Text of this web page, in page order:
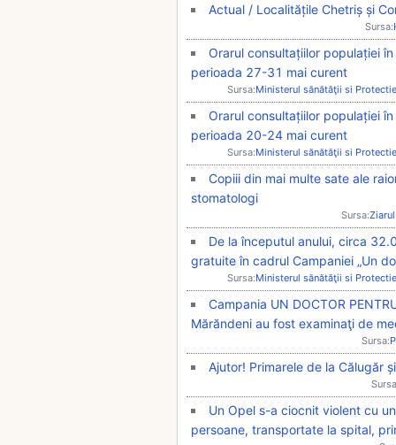
Actual / Localitățile Chetriș și
Sursa:
Orarul consultațiilor populației
perioada 27-31 mai curent
Sursa:Ministerul sănătăţii si
Orarul consultațiilor populației
perioada 20-24 mai curent
Sursa:Ministerul sănătăţii si
Copiii din mai multe sate ale
stomatologi
Sursa:
De la începutul anului, circa
gratuite în cadrul Campaniei „Un
Sursa:Ministerul sănătăţii si
Campania UN DOCTOR
Mărăndeni au fost examinaţi de
Sursa:
Ajutor! Primarele de la Călugăr
Un Opel s-a ciocnit violent cu
persoane, transportate la spital,